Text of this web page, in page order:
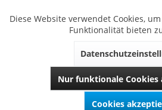
Alle VARIASOPHIA Dirndl werden
hergestellt. Vom Zuschnitt bis zur
hinter diesen Dirndln bayerisches
Diese Website verwendet Cookies,
Funktionalität bieten
Nur funktionale Cookies
Cookies